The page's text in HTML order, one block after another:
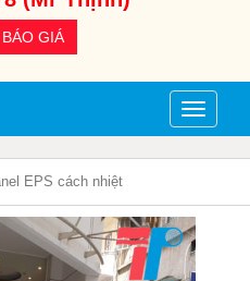
GIÁ
Toggle
EPS cách nhiệt